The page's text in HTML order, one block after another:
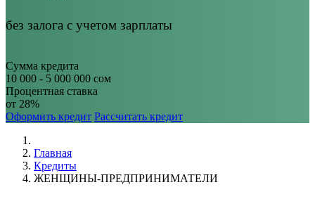
без залога с учетом зарплаты
Сумма кредита
10 000 - 5 000 000 сом
Процентная ставка
от 28%
Оформить кредит Рассчитать кредит
Главная
Кредиты
ЖЕНЩИНЫ-ПРЕДПРИНИМАТЕЛИ